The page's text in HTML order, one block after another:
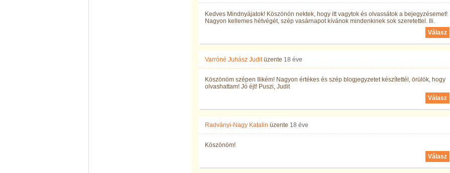
Kedves Mindnyájatok! Köszönön nektek, hogy itt vagytok és olvassátok a bejegyzésemet!
Nagyon kellemes hétvégét, szép vasárnapot kívánok mindenkinek sok szeretettel. Ili.
Válasz
Varróné Juhász Juditüzente 18 éve
Köszönöm szépen Ilikém! Nagyon értékes és szép blogjegyzetet készítettél, örülök, hogy
olvashattam! Jó éjt! Puszi, Judit
Válasz
Radványi-Nagy Katalin üzente 18 éve
Köszönöm!
Válasz